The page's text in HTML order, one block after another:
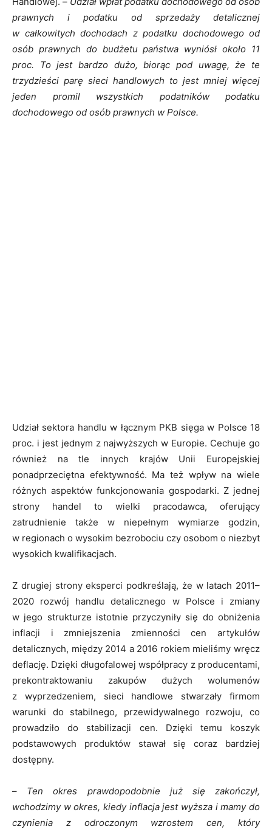
prawnych i podatku od sprzedaży detalicznej
w całkowitych dochodach z podatku dochodowego od
osób prawnych do budżetu państwa wyniósł około 11
proc. To jest bardzo dużo, biorąc pod uwagę, że te
trzydzieści parę sieci handlowych to jest mniej więcej
jeden promil wszystkich podatników podatku
dochodowego od osób prawnych w Polsce.
Udział sektora handlu w łącznym PKB sięga w Polsce 18
proc. i jest jednym z najwyższych w Europie. Cechuje go
również na tle innych krajów Unii Europejskiej
ponadprzeciętna efektywność. Ma też wpływ na wiele
różnych aspektów funkcjonowania gospodarki. Z jednej
strony handel to wielki pracodawca, oferujący
zatrudnienie także w niepełnym wymiarze godzin,
w regionach o wysokim bezrobociu czy osobom o niezbyt
wysokich kwalifikacjach.
Z drugiej strony eksperci podkreślają, że w latach 2011–
2020 rozwój handlu detalicznego w Polsce i zmiany
w jego strukturze istotnie przyczyniły się do obniżenia
inflacji i zmniejszenia zmienności cen artykułów
detalicznych, między 2014 a 2016 rokiem mieliśmy wręcz
deflację. Dzięki długofalowej współpracy z producentami,
prekontraktowaniu zakupów dużych wolumenów
z wyprzedzeniem, sieci handlowe stwarzały firmom
warunki do stabilnego, przewidywalnego rozwoju, co
prowadziło do stabilizacji cen. Dzięki temu koszyk
podstawowych produktów stawał się coraz bardziej
dostępny.
– Ten okres prawdopodobnie już się zakończył,
wchodzimy w okres, kiedy inflacja jest wyższa i mamy do
czynienia z odroczonym wzrostem cen, który